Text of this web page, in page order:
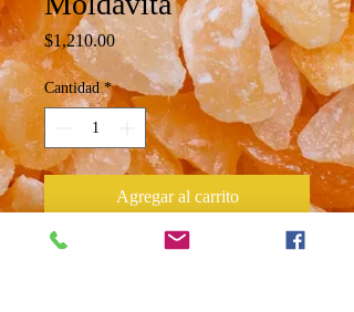
$1,210.00Precio
Cantidad *
Agregar al carrito